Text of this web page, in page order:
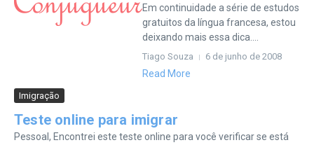
Em continuidade a série de estudos
gratuitos da língua francesa, estou
deixando mais essa dica....
Tiago Souza 6 de junho de 2008
Read More
Imigração
Teste online para imigrar
Pessoal, Encontrei este teste online para você verificar se está